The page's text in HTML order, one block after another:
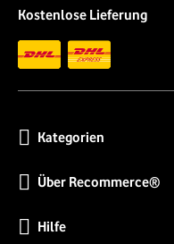
Kostenlose Lieferung
Kategorien
Über Recommerce®
Hilfe